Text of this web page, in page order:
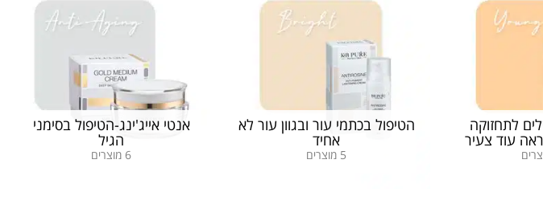
לתחזוקה
עוד צעיר
הטיפול בכתמי עור ובגוון עור לא
אחיד
5 מוצרים
אנטי אייג'ינג-הטיפול בסימני
הגיל
6 מוצרים